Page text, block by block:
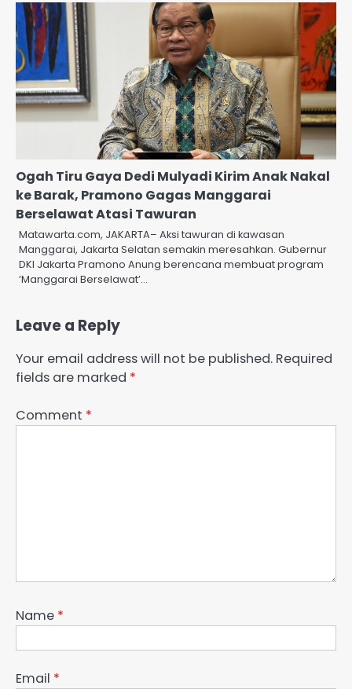
Ogah Tiru Gaya Dedi Mulyadi Kirim Anak Nakal
ke Barak, Pramono Gagas Manggarai
Berselawat Atasi Tawuran
Matawarta.com, JAKARTA– Aksi tawuran di kawasan
Manggarai, Jakarta Selatan semakin meresahkan. Gubernur
DKI Jakarta Pramono Anung berencana membuat program
‘Manggarai Berselawat’…
Leave a Reply
Your email address will not be published. Required
fields are marked *
Comment *
Name *
Email *